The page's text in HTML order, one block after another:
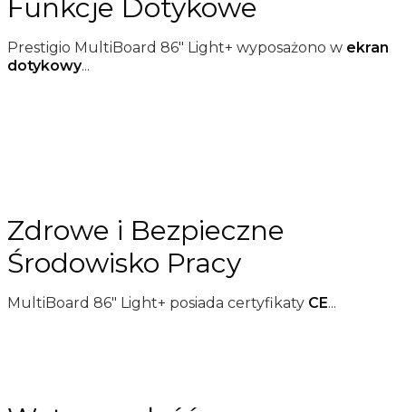
Funkcje Dotykowe
Prestigio MultiBoard 86" Light+ wyposażono w ekran
dotykowy...
Zdrowe i Bezpieczne
Środowisko Pracy
MultiBoard 86" Light+ posiada certyfikaty CE...